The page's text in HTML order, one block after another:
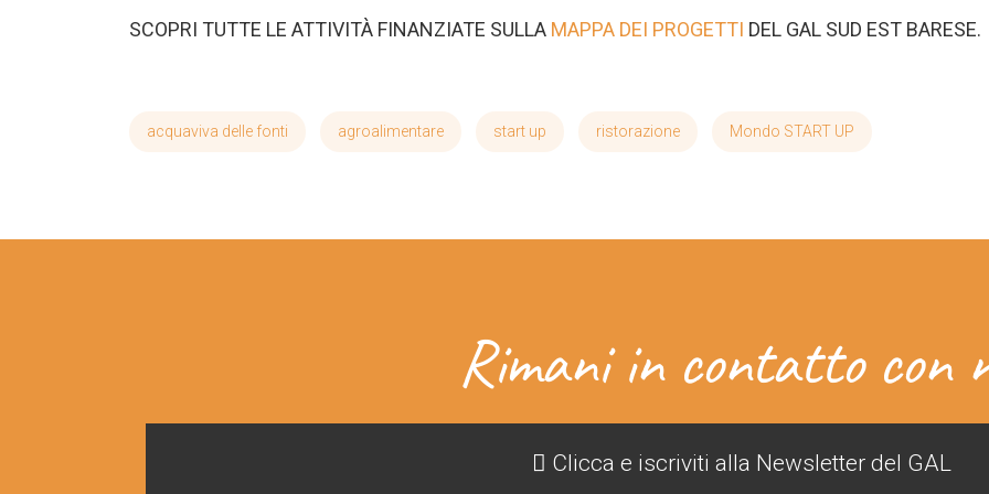
SCOPRI TUTTE LE ATTIVITÀ FINANZIATE SULLA MAPPA DEI PROGETTI DEL GAL SUD EST BARESE.
acquaviva delle fonti agroalimentare start up ristorazione Mondo START UP
Rimani in contatto con
Clicca e iscriviti alla Newsletter del GAL